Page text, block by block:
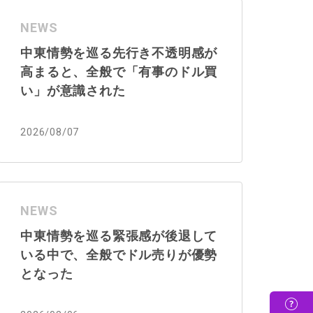
NEWS
中東情勢を巡る先行き不透明感が
高まると、全般で「有事のドル買
い」が意識された
2026/08/07
NEWS
中東情勢を巡る緊張感が後退して
いる中で、全般でドル売りが優勢
となった